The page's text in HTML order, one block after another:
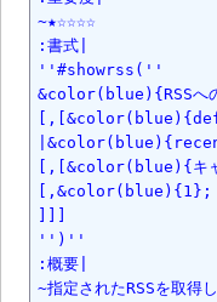
~★☆☆☆☆
:書式|
''#showrss(''
&color(blue){RSSへ
[,[&color(blue){キャ
[,&color(blue){1};
'')''
:概要|
~指定されたRSSを取得